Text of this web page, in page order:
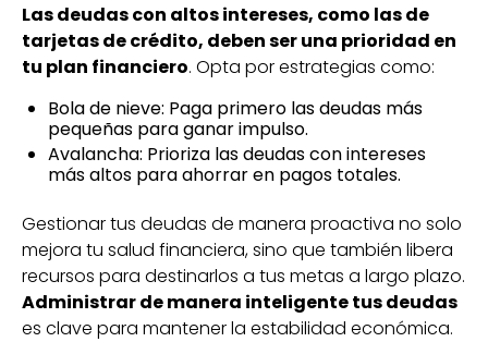
Las deudas con altos intereses, como las de
tarjetas de crédito, deben ser una prioridad en
tu plan financiero. Opta por estrategias como:
Bola de nieve: Paga primero las deudas más
pequeñas para ganar impulso.
Avalancha: Prioriza las deudas con intereses
más altos para ahorrar en pagos totales.
Gestionar tus deudas de manera proactiva no solo
mejora tu salud financiera, sino que también libera
recursos para destinarlos a tus metas a largo plazo.
Administrar de manera inteligente tus deudas
es clave para mantener la estabilidad económica.